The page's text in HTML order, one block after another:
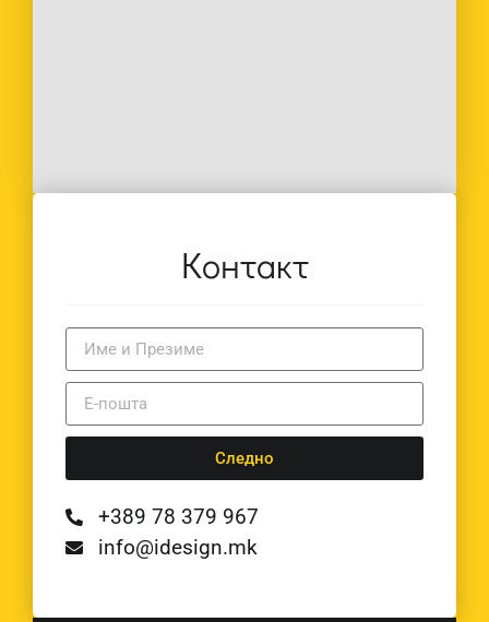
Контакт
Следно
+389 78 379 967
info@idesign.mk